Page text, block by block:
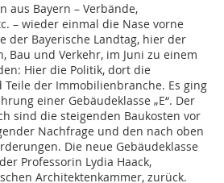
aus Bayern – Verbände,
– wieder einmal die Nase vorne
der Bayerische Landtag, hier der
Bau und Verkehr, im Juni zu einem
Hier die Politik, dort die
der Immobilienbranche. Es ging
einer Gebäudeklasse „E“. Der
sind die steigenden Baukosten vor
Nachfrage und den nach oben
Die neue Gebäudeklasse
Professorin Lydia Haack,
Architektenkammer, zurück.